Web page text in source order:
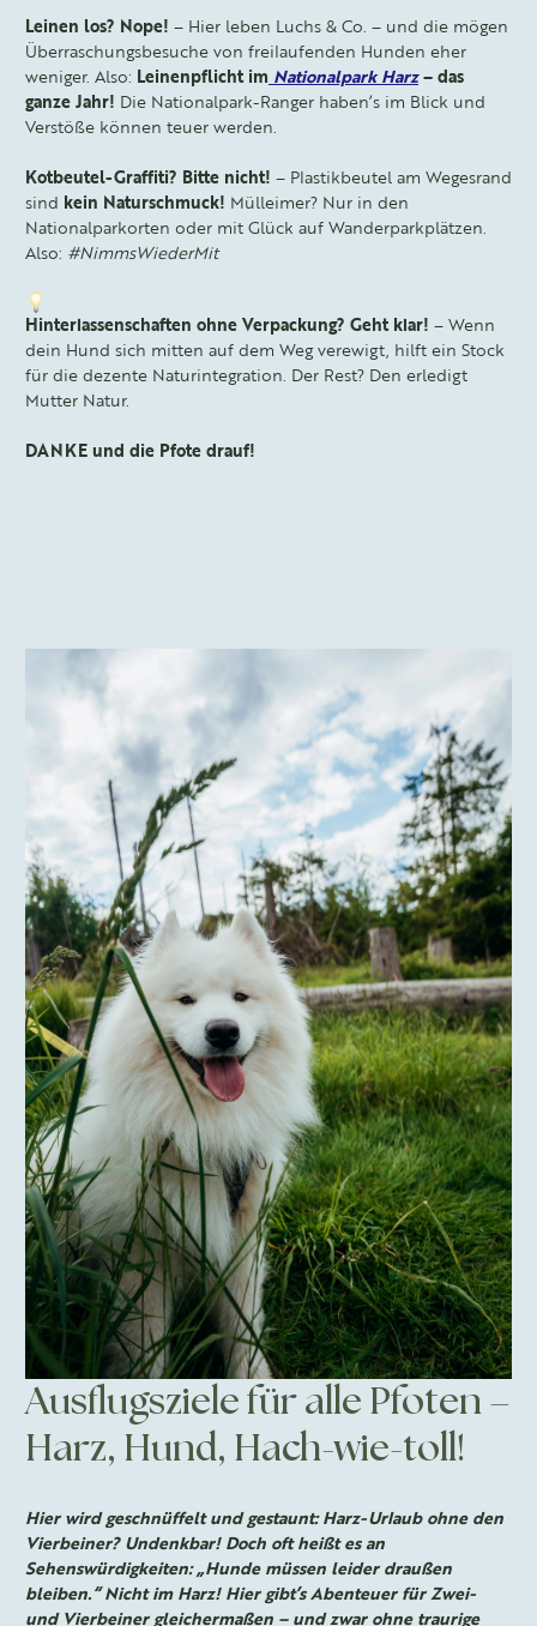
Leinen los? Nope! – Hier leben Luchs & Co. – und die mögen
Überraschungsbesuche von freilaufenden Hunden eher
weniger. Also: Leinenpflicht im Nationalpark Harz – das
ganze Jahr! Die Nationalpark-Ranger haben’s im Blick und
Verstöße können teuer werden.
Kotbeutel-Graffiti? Bitte nicht! – Plastikbeutel am Wegesrand
sind kein Naturschmuck! Mülleimer? Nur in den
Nationalparkorten oder mit Glück auf Wanderparkplätzen.
Also: #NimmsWiederMit
Hinterlassenschaften ohne Verpackung? Geht klar! – Wenn
dein Hund sich mitten auf dem Weg verewigt, hilft ein Stock
für die dezente Naturintegration. Der Rest? Den erledigt
Mutter Natur.
DANKE und die Pfote drauf!
Ausflugsziele für alle Pfoten –
Harz, Hund, Hach-wie-toll!
Hier wird geschnüffelt und gestaunt: Harz-Urlaub ohne den
Vierbeiner? Undenkbar! Doch oft heißt es an
Sehenswürdigkeiten: „Hunde müssen leider draußen
bleiben.“ Nicht im Harz! Hier gibt’s Abenteuer für Zwei-
und Vierbeiner gleichermaßen – und zwar ohne traurige